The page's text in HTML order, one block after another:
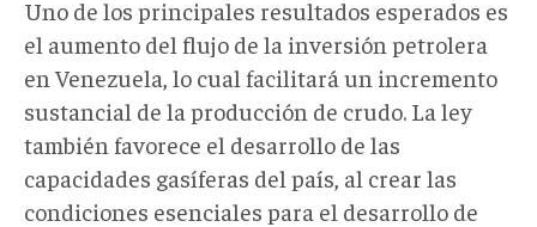
Uno de los principales resultados esperados es
el aumento del flujo de la inversión petrolera
en Venezuela, lo cual facilitará un incremento
sustancial de la producción de crudo. La ley
también favorece el desarrollo de las
capacidades gasíferas del país, al crear las
condiciones esenciales para el desarrollo de